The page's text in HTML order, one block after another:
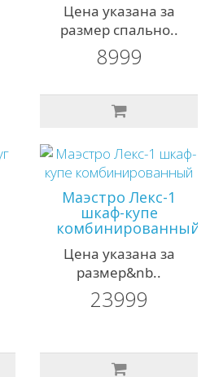
Цена указана за
размер спально..
8999
Маэстро Лекс-1
шкаф-купе
комбинированный
Цена указана за
размер&nb..
23999